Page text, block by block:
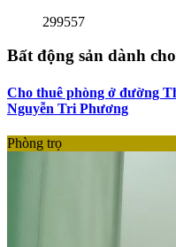
299557
Bất động sản dành
Cho thuê phòng ở đường
Nguyễn Tri Phương
Phòng trọ